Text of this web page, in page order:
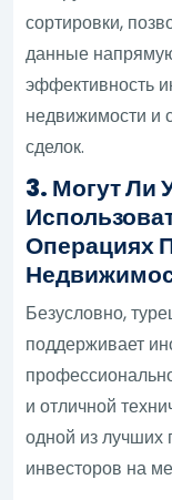
сортировки,
данные
эффективность
недвижимости и
сделок.
3. Могут Ли
Операциях
Безусловно,
поддерживает
и отличной
одной из
инвесторов на